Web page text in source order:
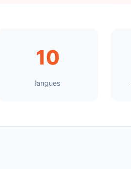
10
langues